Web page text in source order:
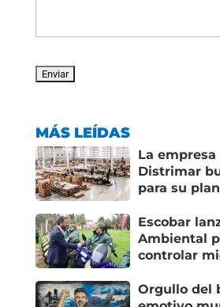
MÁS LEÍDAS
La
Distrimar
para su
Escobar
Ambiental
controlar
Orgullo del